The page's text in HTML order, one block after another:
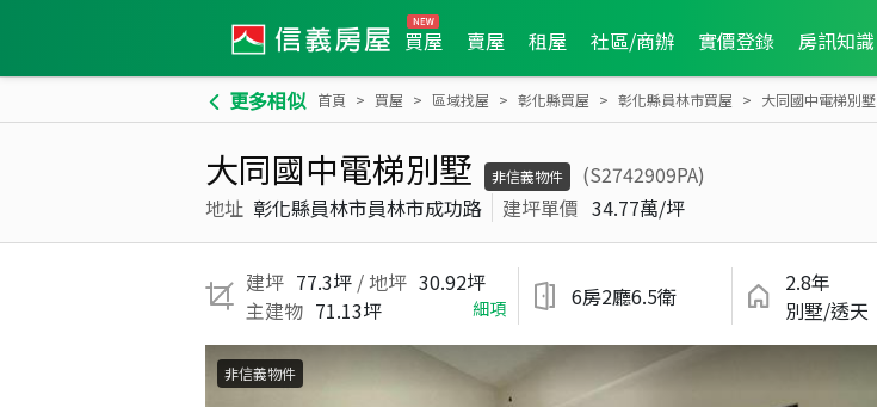
買屋 賣屋 租屋 社區/商辦 實價登錄 房訊知識
更多相似 首頁 買屋 區域找屋 彰化縣買屋 彰化縣員林市買屋 大同國中電梯別墅
大同國中電梯別墅 非信義物件
(S2742909PA)
地址 彰化縣員林市員林市成功路 建坪單價 34.77萬/坪
建坪 77.3坪 / 地坪 30.92坪
主建物 71.13坪 細項 6房2廳6.5衛
2.8年
別墅/透天
非信義物件